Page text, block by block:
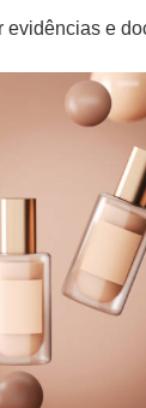
evidências e